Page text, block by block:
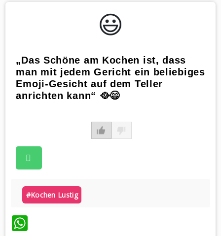
😃️
„Das Schöne am Kochen ist, dass
man mit jedem Gericht ein beliebiges
Emoji-Gesicht auf dem Teller
anrichten kann“ 🥘😄
#kochen Lustig
WhatsApp